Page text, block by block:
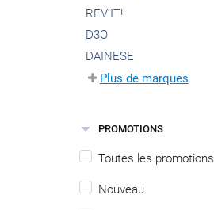
REV'IT!
D3O
DAINESE
Plus de marques
PROMOTIONS
Toutes les promotions
Nouveau